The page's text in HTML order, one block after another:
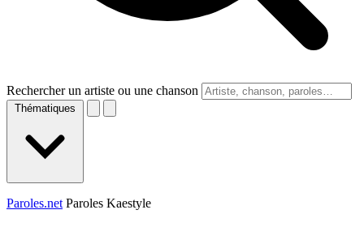
Rechercher un artiste ou une chanson
Thématiques
Paroles.net Paroles Kaestyle